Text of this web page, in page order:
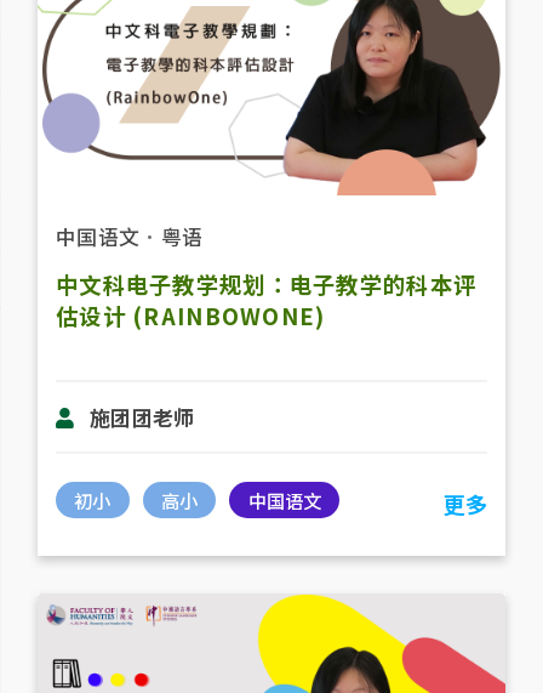
中国语文 ． 粤语
中文科电子教学规划：电子教学的科本评
估设计 (RAINBOWONE)
施团团老师
初小 高小 中国语文 更多